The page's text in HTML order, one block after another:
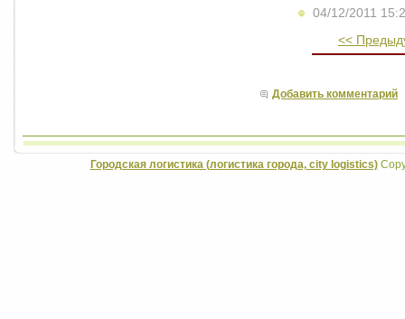
04/12/2011
<<
Добавить комментарий
Городская логистика (логистика города, city logistics)